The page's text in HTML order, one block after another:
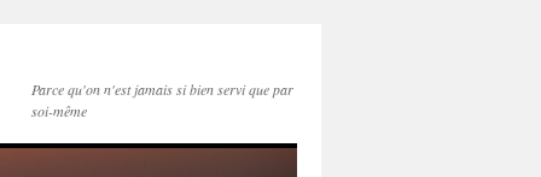
Parce qu'on n'est jamais si bien servi que par
soi-même